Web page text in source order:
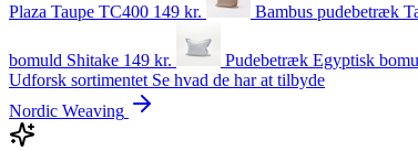
Plaza Taupe TC400 149 kr. Bambus pudebetræk
bomuld Shitake 149 kr. Pudebetræk Egyptisk
Udforsk sortimentet Se hvad de har at tilbyde
Nordic Weaving